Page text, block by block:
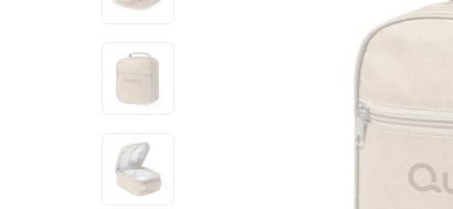
View larger image
View larger image